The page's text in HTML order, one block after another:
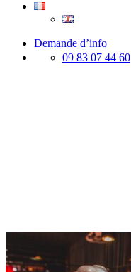
Demande d’info
09 83 07 44 60